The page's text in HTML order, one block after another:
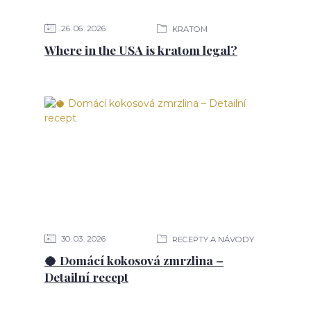
26 06 2026 KRATOM
Where in the USA is kratom legal?
30 03 2026 RECEPTY A NÁVODY
🥥 Domácí kokosová zmrzlina –
Detailní recept